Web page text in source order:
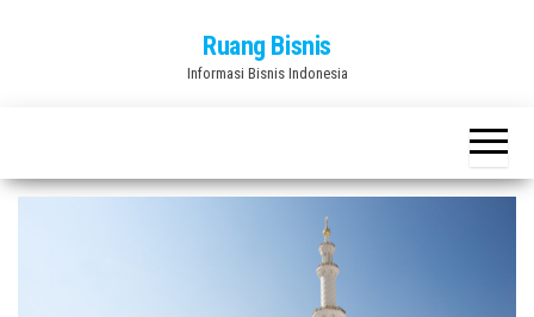
Ruang Bisnis
Informasi Bisnis Indonesia